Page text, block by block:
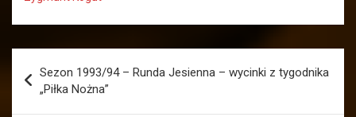
wpisu
Sezon 1993/94 – Runda Jesienna – wycinki z tygodnika
„Piłka Nożna”